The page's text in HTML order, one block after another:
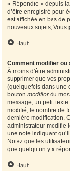
« Répondre » depuis
d’être enregistré pour
est affichée en bas de
nouveaux sujets, Vous
Haut
Comment modifier ou
À moins d’être
supprimer que vos
(quelquefois dans une
bouton modifierdu
message, un petit texte
modifié, le nombre de
dernière modification.
administrateur modifie
une note indiquant
Notez que les
que quelqu’un y a
Haut